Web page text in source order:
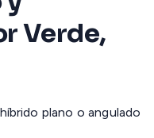
Verde,
plano o angulado